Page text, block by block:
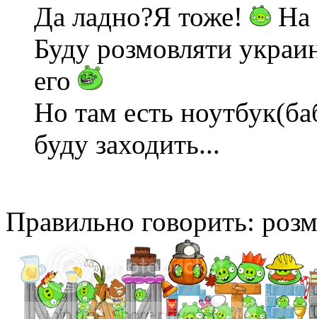
Да ладно?Я тоже!
На
Буду розмовляти
его
Но там есть
буду заходить...
Правильно говорить: